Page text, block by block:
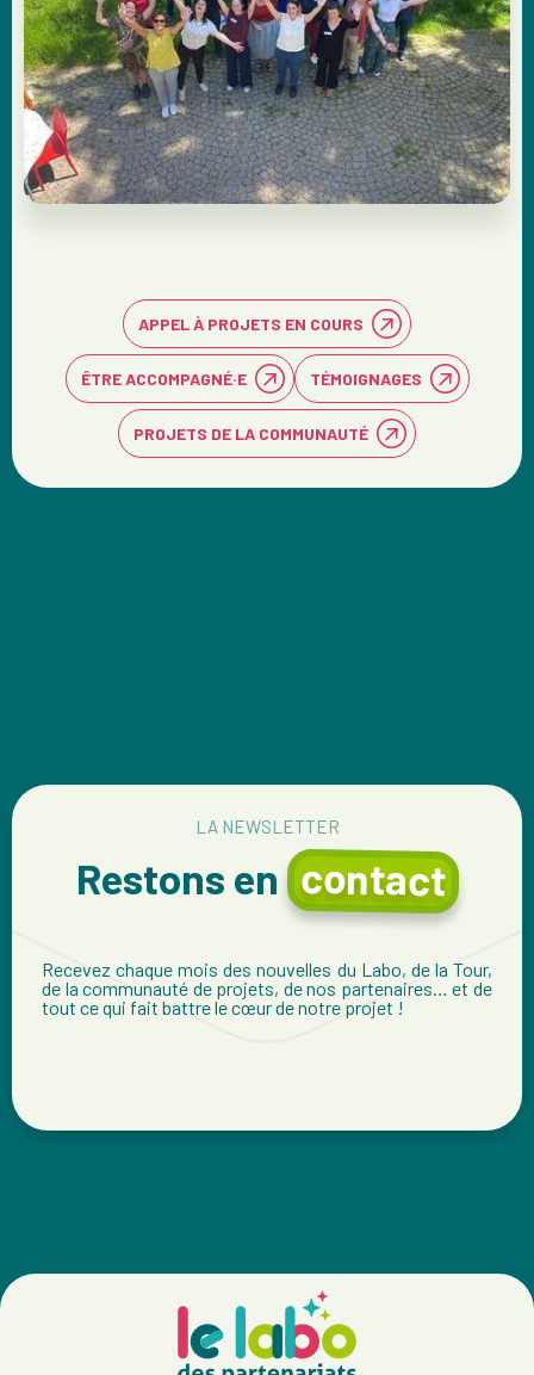
APPEL À PROJETS EN COURS
ÊTRE ACCOMPAGNÉ·E TÉMOIGNAGES
PROJETS DE LA COMMUNAUTÉ
LA NEWSLETTER
Restons en contact
Recevez chaque mois des nouvelles du Labo, de la Tour,
de la communauté de projets, de nos partenaires… et de
tout ce qui fait battre le cœur de notre projet !